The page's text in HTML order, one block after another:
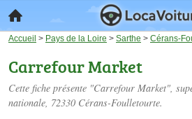
Accueil > Pays de la Loire > Sarthe > Cérans-
Carrefour Market
Cette fiche présente "Carrefour Market",
nationale, 72330 Cérans-Foulletourte.